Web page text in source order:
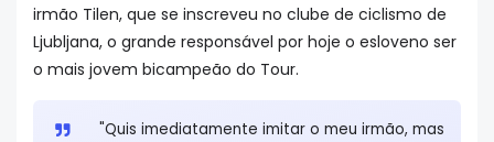
irmão Tilen, que se inscreveu no clube de ciclismo de
Ljubljana, o grande responsável por hoje o esloveno ser
o mais jovem bicampeão do Tour.
"Quis imediatamente imitar o meu irmão, mas